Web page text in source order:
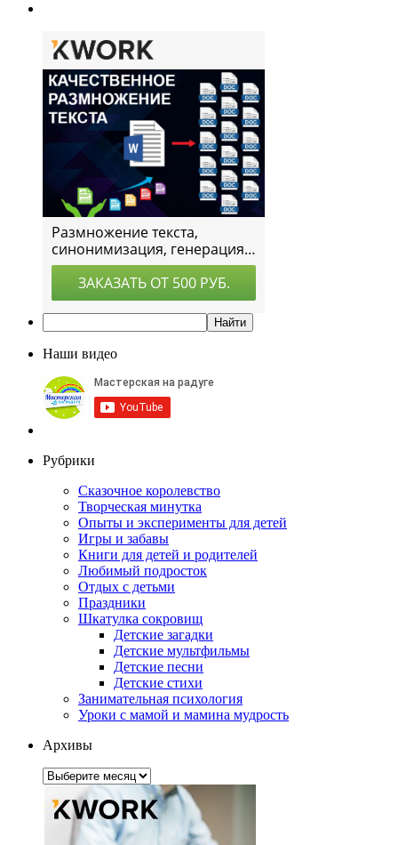
Наши видео
Рубрики
Сказочное королевство
Творческая минутка
Опыты и эксперименты для детей
Игры и забавы
Книги для детей и родителей
Любимый подросток
Отдых с детьми
Праздники
Шкатулка сокровищ
Детские загадки
Детские мультфильмы
Детские песни
Детские стихи
Занимательная психология
Уроки с мамой и мамина мудрость
Архивы
Архивы